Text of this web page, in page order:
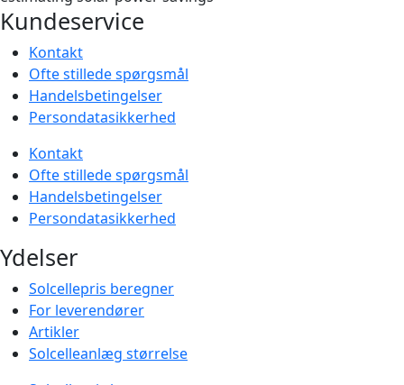
Kundeservice
Kontakt
Ofte stillede spørgsmål
Handelsbetingelser
Persondatasikkerhed
Kontakt
Ofte stillede spørgsmål
Handelsbetingelser
Persondatasikkerhed
Ydelser
Solcellepris beregner
For leverendører
Artikler
Solcelleanlæg størrelse